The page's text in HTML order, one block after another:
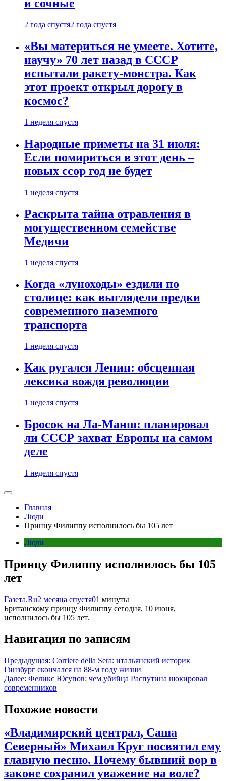
и сочные
2 года спустя2 года спустя
«Вы материться не умеете. Хотите,
научу» 70 лет назад в СССР
испытали ракету-монстра. Как
этот проект открыл дорогу в
космос?
1 неделя спустя
Народные приметы на 31 июля:
Если помириться в этот день –
новых ссор год не будет
1 неделя спустя
Раскрыта тайна отравления в
могущественном семействе
Медичи
1 неделя спустя
Когда «луноходы» ездили по
столице: как выглядели предки
современного наземного
транспорта
1 неделя спустя
Как ругался Ленин: обсценная
лексика вождя революции
1 неделя спустя
Бросок на Ла-Манш: планировал
ли СССР захват Европы на самом
деле
1 неделя спустя
Главная
Люди
Принцу Филиппу исполнилось бы 105 лет
Люди
Принцу Филиппу исполнилось бы 105
лет
Газета.Ru2 месяца спустя01 минуты
Британскому принцу Филиппу сегодня, 10 июня,
исполнилось бы 105 лет.
Навигация по записям
Предыдущая: Corriere della Sera: итальянский историк
Гинзбург скончался на 88-м году жизни
Далее: Феликс Юсупов: чем убийца Распутина шокировал
современников
Похожие новости
«Владимирский централ, Саша
Северный» Михаил Круг посвятил ему
главную песню. Почему бывший вор в
законе сохранил уважение на воле?